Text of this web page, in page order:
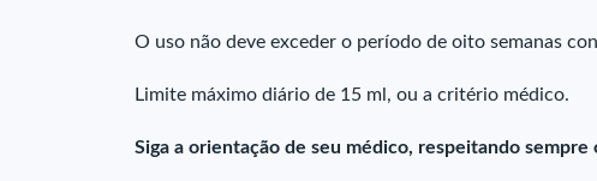
O uso não deve exceder o período de oito semanas
Limite máximo diário de 15 ml, ou a critério médico.
Siga a orientação de seu médico, respeitando